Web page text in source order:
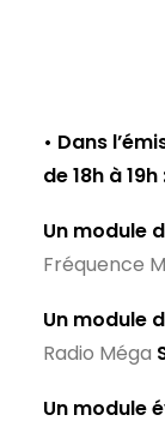
• Dans
de 18h à 19h
Un module
Fréquence
Un module
Radio Méga
Un module